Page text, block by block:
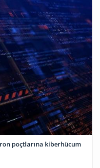
poçtlarına kiberhücum